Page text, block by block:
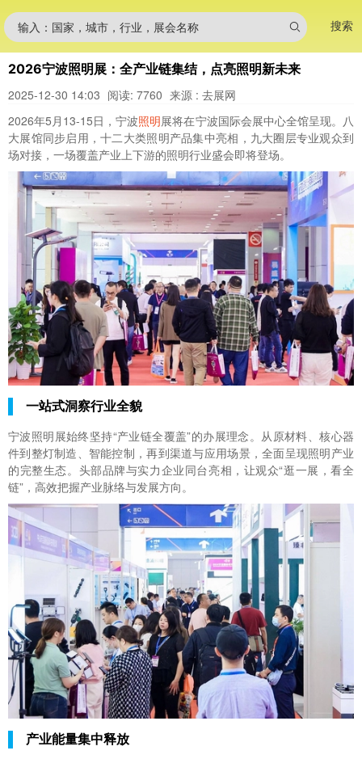
输入：国家，城市，行业，展会名称 搜索
2026宁波照明展：全产业链集结，点亮照明新未来
2025-12-30 14:03 阅读: 7760 来源 : 去展网
2026年5月13-15日，宁波照明展将在宁波国际会展中心全馆呈现。八
大展馆同步启用，十二大类照明产品集中亮相，九大圈层专业观众到
场对接，一场覆盖产业上下游的照明行业盛会即将登场。
一站式洞察行业全貌
宁波照明展始终坚持“产业链全覆盖”的办展理念。从原材料、核心器
件到整灯制造、智能控制，再到渠道与应用场景，全面呈现照明产业
的完整生态。头部品牌与实力企业同台亮相，让观众“逛一展，看全
链”，高效把握产业脉络与发展方向。
产业能量集中释放